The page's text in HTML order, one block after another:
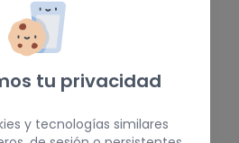
tu privacidad
y tecnologías similares